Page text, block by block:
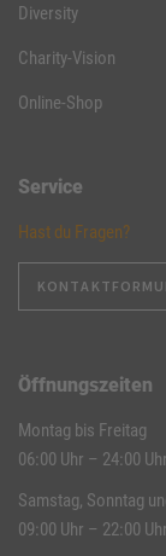
Diversity
Charity-Vision
Online-Shop
Service
Hast du Fragen?
Öffnungszeiten
Montag bis Freitag
06:00 Uhr – 24:00 Uhr
Samstag, Sonntag
09:00 Uhr – 22:00 Uhr